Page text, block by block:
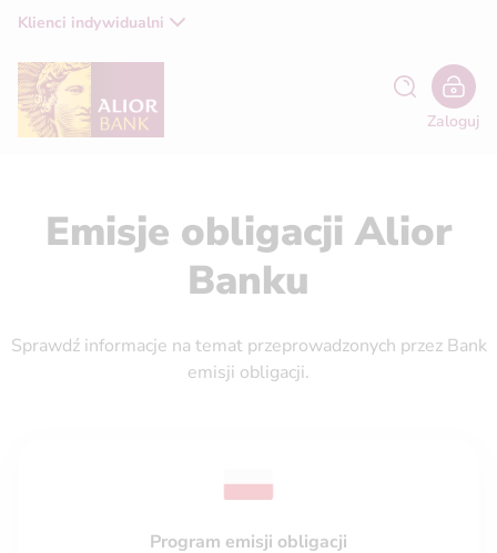
Klienci indywidualni
Zaloguj
Emisje obligacji Alior
Banku
Sprawdź informacje na temat przeprowadzonych przez Bank
emisji obligacji.
Program emisji obligacji